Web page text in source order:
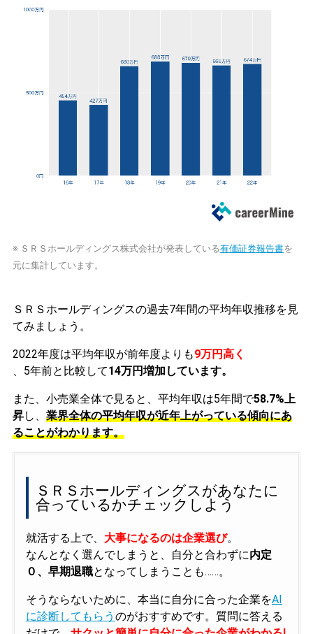
※ ＳＲＳホールディングス株式会社が発表している有価証券報告書を
元に集計しています。
ＳＲＳホールディングスの過去7年間の平均年収推移を見
てみましょう。
2022年度は平均年収が前年度よりも9万円高く
、5年前と比較して14万円増加しています。
また、小売業全体で見ると、平均年収は5年間で58.7%上
昇し、 業界全体の平均年収が近年上がっている傾向にあ
ることがわかります。
ＳＲＳホールディングスがあなたに
合っているかチェックしよう
就活する上で、 大事になるのは企業選び。
なんとなく選んでしまうと、自分と合わずに内定
０、早期退職となってしまうことも……。
そうならないために、本当に自分に合った企業をAI
に診断してもらう のがおすすめです。質問に答える